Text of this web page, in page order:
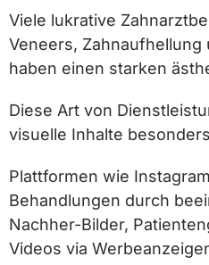
Viele lukrative
Veneers, Zahnaufhellung
haben einen starken
Diese Art von
visuelle Inhalte
Plattformen wie
Behandlungen durch
Nachher-Bilder,
Videos via